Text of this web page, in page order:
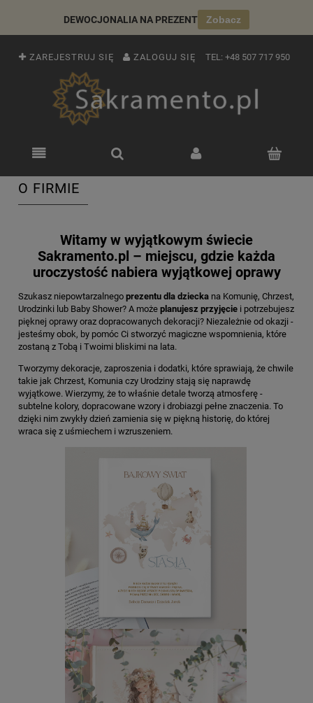
DEWOCJONALIA NA PREZENT Zobacz
ZAREJESTRUJ SIĘ ZALOGUJ SIĘ TEL: +48 507 717 950
O FIRMIE
Witamy w wyjątkowym świecie
Sakramento.pl – miejscu, gdzie każda
uroczystość nabiera wyjątkowej oprawy
Szukasz niepowtarzalnego prezentu dla dziecka na Komunię, Chrzest,
Urodzinki lub Baby Shower? A może planujesz przyjęcie i potrzebujesz
pięknej oprawy oraz dopracowanych dekoracji? Niezależnie od okazji -
jesteśmy obok, by pomóc Ci stworzyć magiczne wspomnienia, które
zostaną z Tobą i Twoimi bliskimi na lata.
Tworzymy dekoracje, zaproszenia i dodatki, które sprawiają, że chwile
takie jak Chrzest, Komunia czy Urodziny stają się naprawdę
wyjątkowe. Wierzymy, że to właśnie detale tworzą atmosferę -
subtelne kolory, dopracowane wzory i drobiazgi pełne znaczenia. To
dzięki nim zwykły dzień zamienia się w piękną historię, do której
wraca się z uśmiechem i wzruszeniem.